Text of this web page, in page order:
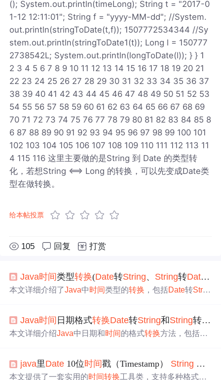
(); System.out.println(timeLong); String t = "2017-0
1-12 12:11:01"; String f = "yyyy-MM-dd"; //System.
out.println(stringToDate(t,f)); 1507772534344 //Sy
stem.out.println(stringToDate1(t)); Long l = 150777
2738542L; System.out.println(longToDate(l)); } } 1
2 3 4 5 6 7 8 9 10 11 12 13 14 15 16 17 18 19 20 21
22 23 24 25 26 27 28 29 30 31 32 33 34 35 36 37
38 39 40 41 42 43 44 45 46 47 48 49 50 51 52 53
54 55 56 57 58 59 60 61 62 63 64 65 66 67 68 69
70 71 72 73 74 75 76 77 78 79 80 81 82 83 84 85 8
6 87 88 89 90 91 92 93 94 95 96 97 98 99 100 101
102 103 104 105 106 107 108 109 110 111 112 113 11
4 115 116 这里主要做的是String 到 Date 的类型转
化，若想String <==> Long 的转换，可以先变成Date类
型在做转换。
给本帖投票
105 回复 打赏
Java时间类型转换(Date转String、 String转Date 、
本文详细介绍了Java中时间类型的转换 ，包括Date转Strin
对照表，帮助理解并定制各种时间格式。
Java时间 日期格式转换Date转String和String转Date
本文详细介绍Java中日期和时间的格式转换方法，包括Da
日期处理。
java里Date 10位时间戳（Timestamp） String
本文提供了一套实用的时间转换工具类，支持多种格式的